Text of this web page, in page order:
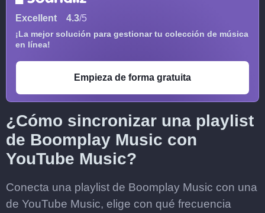
Excellent 4.3/5
¡La mejor solución para gestionar tu colección de música
en línea!
Empieza de forma gratuita
¿Cómo sincronizar una playlist
de Boomplay Music con
YouTube Music?
Conecta una playlist de Boomplay Music con una
de YouTube Music, elige con qué frecuencia